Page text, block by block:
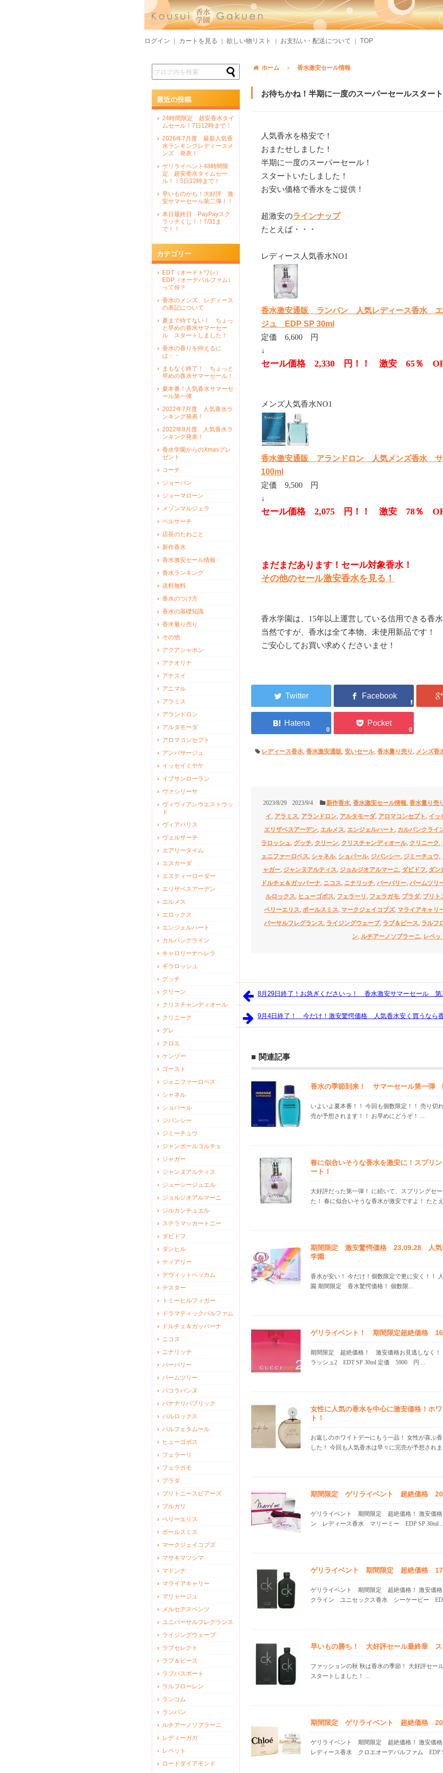
ログイン カートを見る 欲しい物リスト お支払い・配送について TOP
ホーム 香水激安セール情報
お待ちかね！半期に一度のスーパーセールスタート
人気香水を格安で！
おまたせしました！
半期に一度のスーパーセール！
スタートいたしました！
お安い価格で香水をご提供！
超激安のラインナップ
たとえば・・・
レディース人気香水NO1
香水激安通販 ランバン 人気レディース香水 エ
ジュ EDP SP 30ml
定価 6,600 円
↓
セール価格 2,330 円！！ 激安 65％
メンズ人気香水NO1
香水激安通販 アランドロン 人気メンズ香水
100ml
定価 9,500 円
↓
セール価格 2,075 円！！ 激安 78％
まだまだあります！セール対象香水！
その他のセール激安香水を見る！
香水学園は、15年以上運営している信用できる香水
当然ですが、香水は全て本物、未使用新品です！
ご安心してお買い求めくださいませ！
0 0
レディース香水,香水激安通販,安いセール,香水量り売り, メンズ香
2023/8/29 2023/9/4 新作香水, 香水激安セール情報, 香水量り売
イ, アラミス, アランドロン, アルタモーダ, アロマコンセプト, イッ
エリザベスアーデン, エルメス, エンジェルハート, カルバンクライ
ラロッシュ, グッチ, クリーン, クリスチャンディオール, クリニーク,
ェニファーロペス, シャネル, ショパール, ジバンシー, ジミーチュウ,
ャガー, ジャンヌアルティス, ジョルジオアルマーニ, ダビドフ, ダン
ドルチェ＆ガッバーナ, ニコス, ニナリッチ, バーバリー, パームツリ
ルロックス, ヒューゴボス, フェラーリ, フェラガモ, プラダ, ブリト
ペリーエリス, ポールスミス, マークジェイコブズ, マライアキャリ
バーサルフレグランス, ライジングウェーブ, ラブ＆ピース, ラルフ
ン, ルチアーノソプラーニ, レペッ
8月29日終了！お急ぎくださいっ！ 香水激安サマーセール 第
9月4日終了！ 今だけ！激安驚愕価格 人気香水安く買うなら
関連記事
香水の季節到来！ サマーセール第一弾
いよいよ夏本番！！ 今回も個数限定！！ 売り切
売が予想されます！！ お早めにどうぞ！ ...
春に似合いそうな香水を激安に！スプリ
ート！
大好評だった第一弾！ に続いて、スプリングセ
た！ 春に似合いそうな香水が激安ですよ！ たと
期間限定 激安驚愕価格 23.09.28 人気
学園
香水が安い！ 今だけ！個数限定で更に安く！！
園 期間限定 香水驚愕価格！ 個数限...
ゲリライベント！ 期間限定超絶価格
期間限定 超絶価格！ 激安価格お見逃しなく
ラッシュ2 EDT SP 30ml 定価 5900 円 ...
女性に人気の香水を中心に激安価格！ホ
ト！
お返しのホワイトデーにもう一品！ 女性が喜ぶ
した！ 今回も人気香水は早々に完売が予想され
期間限定 ゲリライベント 超絶価格
ゲリライベント 期間限定 超絶価格！ 激安価格
ン レディース香水 マリーミー EDP SP 30ml
ゲリライベント 期間限定 超絶価格
ゲリライベント 期間限定 超絶価格！ 激安価格
クライン ユニセックス香水 シーケービー
早いもの勝ち！ 大好評セール最終章 ス
ファッションの秋 秋は香水の季節！ 大好評セ
スタートしました！ ...
期間限定 ゲリライベント 超絶価格
ゲリライベント 期間限定 超絶価格！ 激安価
レディース香水 クロエオーデパルファム EDP
最近の投稿
24時間限定 超安香水タイ
ムセール！7日12時まで！
2026年7月度 最新人気香
水ランキングレディースメ
ンズ 発表！
ゲリライベント48時間限
定 超安香水タイムセー
ル！！5日12時まで！
早いものがち！大好評 激
安サマーセール第二弾！！
本日最終日 PayPayスク
ラッチくじ！！7/31ま
で！！
カテゴリー
EDT（オードトワレ）
EDP（オーデパルファム）
って何？
香水のメンズ、レディース
の表記について
夏まで待てない！ ちょっ
と早めの香水サマーセー
ル スタートしました！
香水の香りを抑えるに
は・・
まもなく終了！ ちょっと
早めの香水サマーセール！
夏本番！人気香水サマーセ
ール第一弾
2022年7月度 人気香水ラ
ンキング発表！
2022年8月度 人気香水ラ
ンキング発表！
香水学園からのXmasプレ
ゼント
コーチ
ジョーバン
ジョーマローン
メゾンマルジェラ
ベルサーチ
店長のたわごと
新作香水
香水激安セール情報
香水ランキング
送料無料
香水のつけ方
香水の基礎知識
香水量り売り
その他
アクアシャボン
アクオリナ
アナスイ
アニマル
アラミス
アランドロン
アルタモーダ
アロマコンセプト
アンパサージュ
イッセイミヤケ
イブサンローラン
ヴァシリーサ
ヴィヴィアンウエストウッ
ド
ヴィアパリス
ヴェルサーチ
エアリータイム
エスカーダ
エスティーローダー
エリザベスアーデン
エルメス
エロックス
エンジェルハート
カルバンクライン
キャロリーナヘレラ
ギラロッシュ
グッチ
クリーン
クリスチャンディオール
クリニーク
グレ
クロエ
ケンゾー
ゴースト
ジェニファーロペス
シャネル
ショパール
ジバンシー
ジミーチュウ
ジャンポールゴルチェ
ジャガー
ジャンヌアルティス
ジューシージュエル
ジョルジオアルマーニ
ジルカンチュエル
ステラマッカートニー
ダビドフ
ダンヒル
ティアリー
デヴィットベッカム
テスター
トミーヒルフィガー
ドラマティックパルファム
ドルチェ＆ガッバーナ
ニコス
ニナリッチ
バーバリー
パームツリー
パコラバンヌ
バナナリパブリック
パルロックス
パルフェタムール
ヒューゴボス
フェラーリ
フェラガモ
プラダ
ブリトニースピアーズ
ブルガリ
ペリーエリス
ポールスミス
マークジェイコブズ
マサキマツシマ
マドンナ
マライアキャリー
マリャージュ
メルセデスベンツ
ユニバーサルフレグランス
ライジングウェーブ
ラブセレクト
ラブ＆ピース
ラブパスポート
ラルフローレン
ランコム
ランバン
ルチアーノソプラーニ
レディーガガ
レペット
ロードダイアモンド